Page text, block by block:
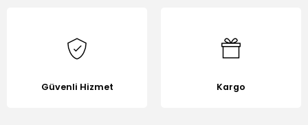
Güvenli Hizmet Kargo